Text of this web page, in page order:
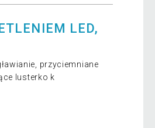
LED,
przyciemniane
lusterko k